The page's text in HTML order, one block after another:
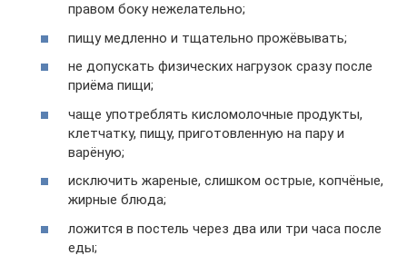
правом боку нежелательно;
пищу медленно и тщательно прожёвывать;
не допускать физических нагрузок сразу после
приёма пищи;
чаще употреблять кисломолочные продукты,
клетчатку, пищу, приготовленную на пару и
варёную;
исключить жареные, слишком острые, копчёные,
жирные блюда;
ложится в постель через два или три часа после
еды;